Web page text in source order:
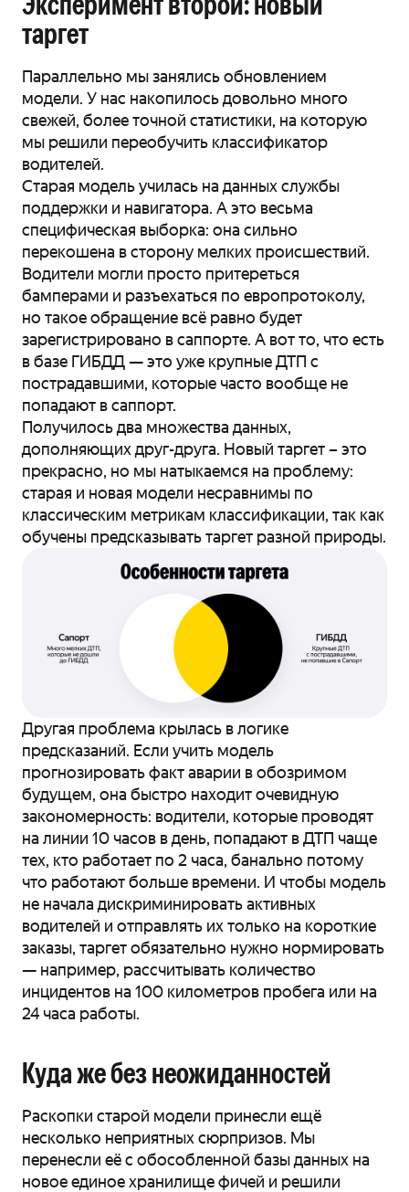
Эксперимент второй: новый
таргет
Параллельно мы занялись обновлением
модели. У нас накопилось довольно много
свежей, более точной статистики, на которую
мы решили переобучить классификатор
водителей.
Старая модель училась на данных службы
поддержки и навигатора. А это весьма
специфическая выборка: она сильно
перекошена в сторону мелких происшествий.
Водители могли просто притереться
бамперами и разъехаться по европротоколу,
но такое обращение всё равно будет
зарегистрировано в саппорте. А вот то, что есть
в базе ГИБДД — это уже крупные ДТП с
пострадавшими, которые часто вообще не
попадают в саппорт.
Получилось два множества данных,
дополняющих друг-друга. Новый таргет – это
прекрасно, но мы натыкаемся на проблему:
старая и новая модели несравнимы по
классическим метрикам классификации, так как
обучены предсказывать таргет разной природы.
Другая проблема крылась в логике
предсказаний. Если учить модель
прогнозировать факт аварии в обозримом
будущем, она быстро находит очевидную
закономерность: водители, которые проводят
на линии 10 часов в день, попадают в ДТП чаще
тех, кто работает по 2 часа, банально потому
что работают больше времени. И чтобы модель
не начала дискриминировать активных
водителей и отправлять их только на короткие
заказы, таргет обязательно нужно нормировать
— например, рассчитывать количество
инцидентов на 100 километров пробега или на
24 часа работы.
Куда же без неожиданностей
Раскопки старой модели принесли ещё
несколько неприятных сюрпризов. Мы
перенесли её с обособленной базы данных на
новое единое хранилище фичей и решили